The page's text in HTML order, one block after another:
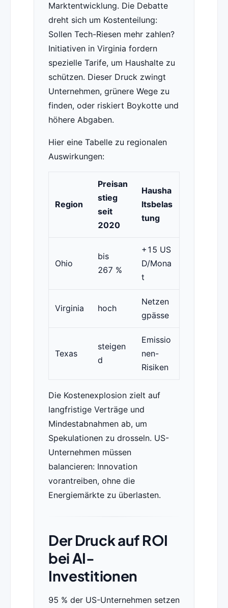
Marktentwicklung. Die Debatte
dreht sich um Kostenteilung:
Sollen Tech-Riesen mehr zahlen?
Initiativen in Virginia fordern
spezielle Tarife, um Haushalte zu
schützen. Dieser Druck zwingt
Unternehmen, grünere Wege zu
finden, oder riskiert Boykotte und
höhere Abgaben.
Hier eine Tabelle zu regionalen
Auswirkungen:
Region
Preisan
stieg
seit
2020
Hausha
ltsbelas
tung
Ohio
bis
267 %
+15 US
D/Mona
t
Virginia hoch
Netzen
gpässe
Texas
steigen
d
Emissio
nen-
Risiken
Die Kostenexplosion zielt auf
langfristige Verträge und
Mindestabnahmen ab, um
Spekulationen zu drosseln. US-
Unternehmen müssen
balancieren: Innovation
vorantreiben, ohne die
Energiemärkte zu überlasten.
Der Druck auf ROI
bei AI-
Investitionen
95 % der US-Unternehmen setzen